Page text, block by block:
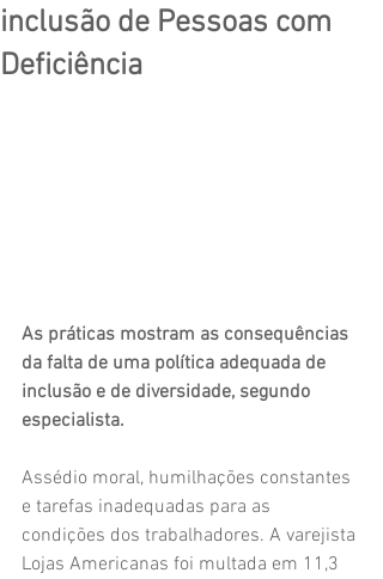
inclusão de Pessoas com
Deficiência
As práticas mostram as consequências
da falta de uma política adequada de
inclusão e de diversidade, segundo
especialista.
Assédio moral, humilhações constantes
e tarefas inadequadas para as
condições dos trabalhadores. A varejista
Lojas Americanas foi multada em 11,3